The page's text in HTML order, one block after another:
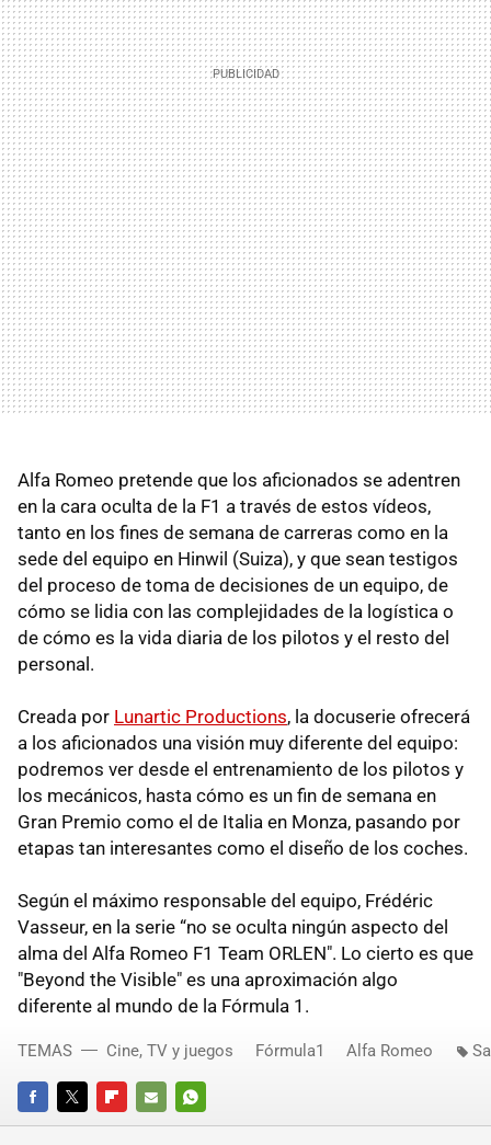
Alfa Romeo pretende que los aficionados se adentren
en la cara oculta de la F1 a través de estos vídeos,
tanto en los fines de semana de carreras como en la
sede del equipo en Hinwil (Suiza), y que sean testigos
del proceso de toma de decisiones de un equipo, de
cómo se lidia con las complejidades de la logística o
de cómo es la vida diaria de los pilotos y el resto del
personal.
Creada por Lunartic Productions, la docuserie ofrecerá
a los aficionados una visión muy diferente del equipo:
podremos ver desde el entrenamiento de los pilotos y
los mecánicos, hasta cómo es un fin de semana en
Gran Premio como el de Italia en Monza, pasando por
etapas tan interesantes como el diseño de los coches.
Según el máximo responsable del equipo, Frédéric
Vasseur, en la serie “no se oculta ningún aspecto del
alma del Alfa Romeo F1 Team ORLEN". Lo cierto es que
"Beyond the Visible" es una aproximación algo
diferente al mundo de la Fórmula 1.
FACEBOOKTWITTERFLIPBOARD
E-
WHATSAPP
TEMAS Cine, TV y juegos Fórmula1 Alfa Romeo